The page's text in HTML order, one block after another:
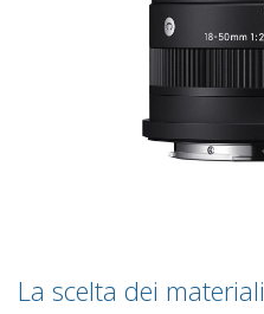
La scelta dei materiali